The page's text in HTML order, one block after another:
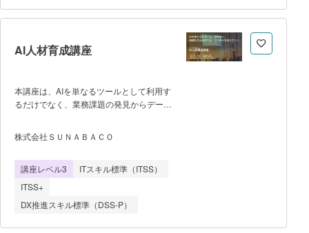
インでインストラクターが指導しながら行
経験】とオンライン動画コンテンツを通し
て学ぶ機会を増やすべく本講座を開講しま
ェーズ3 SNS広告の実務 フェーズ
4 SNS運用の基礎 フェーズ5 専攻
を設計、投稿の計画、投稿物の作成、数値
す） 講師について ウェブマオ
ンラインスクール（株式会社Threeqが運
営） 代表講師 ＜YouTube＞国際
大会アジアファイナリスト
AI人材育成講座
本講座は、AIを単なるツールとして利用す
るだけでなく、業務課題の発見からデータ
までを実践的に学び、組織のDX推進を担
う人材を育成することを目的とした実践型
ない受講者でも段階的に理解できるよう、
統計基礎、データ分析、機械学習、生成
に学習する。 講座は週3回、1回3
株式会社ＳＵＮＡＢＡＣＯ
講座レベル3
ITスキル標準（ITSS）
ITSS+
DX推進スキル標準（DSS-P）